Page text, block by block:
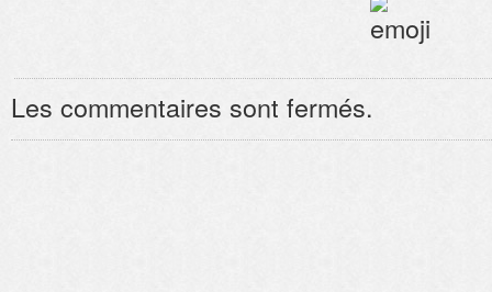
Les commentaires sont fermés.